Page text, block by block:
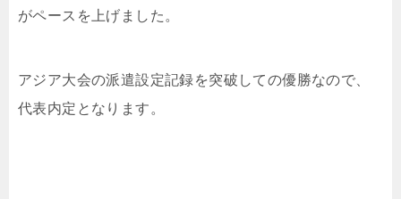
がペースを上げました。
アジア大会の派遣設定記録を突破しての優勝なので、
代表内定となります。